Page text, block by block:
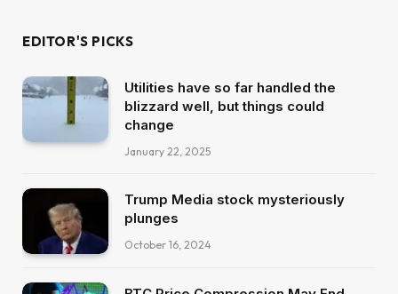
EDITOR'S PICKS
Utilities have so far handled the
blizzard well, but things could
change
January 22, 2025
Trump Media stock mysteriously
plunges
October 16, 2024